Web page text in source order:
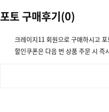
포토 구매후기(0)
크레이지11 회원으로 구매하시고
할인쿠폰은 다음 번 상품 주문 시 즉